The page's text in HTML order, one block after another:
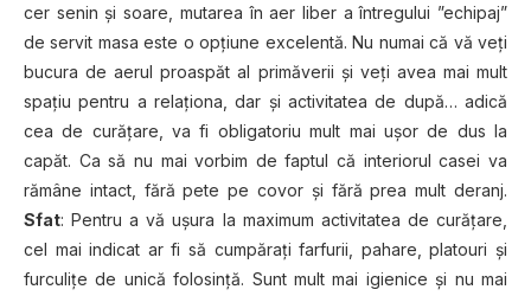
cer senin şi soare, mutarea în aer liber a întregului ”echipaj”
de servit masa este o opţiune excelentă. Nu numai că vă veţi
bucura de aerul proaspăt al primăverii şi veţi avea mai mult
spaţiu pentru a relaţiona, dar şi activitatea de după… adică
cea de curăţare, va fi obligatoriu mult mai uşor de dus la
capăt. Ca să nu mai vorbim de faptul că interiorul casei va
rămâne intact, fără pete pe covor şi fără prea mult deranj.
Sfat: Pentru a vă uşura la maximum activitatea de curăţare,
cel mai indicat ar fi să cumpăraţi farfurii, pahare, platouri şi
furculiţe de unică folosinţă. Sunt mult mai igienice şi nu mai